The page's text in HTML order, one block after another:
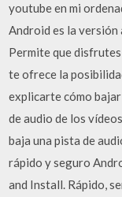
youtube en mi
Android es la versión
Permite que
te ofrece la
explicarte cómo
de audio de los
baja una pista de
rápido y seguro
and Install. Rápido,